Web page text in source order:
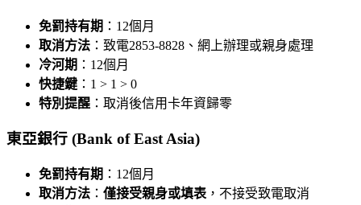
免罰持有期 ：12個月
取消方法 ：致電2853-8828、網上辦理或親身處理
冷河期 ：12個月
快捷鍵 ：1 > 1 > 0
特別提醒 ：取消後信用卡年資歸零
東亞銀行 (Bank of East Asia)
免罰持有期 ：12個月
取消方法 ： 僅接受親身或填表 ，不接受致電取消